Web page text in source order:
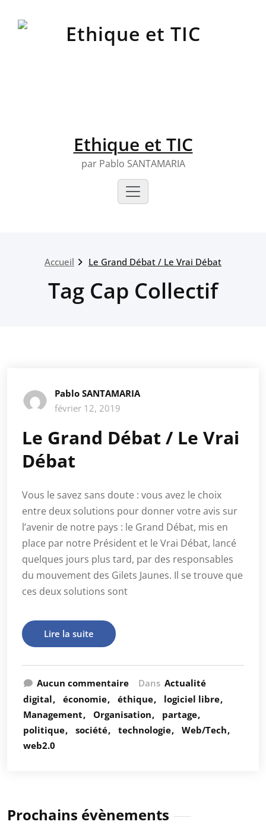
Ethique et TIC
par Pablo SANTAMARIA
Accueil Le Grand Débat / Le Vrai Débat
Tag Cap Collectif
Pablo SANTAMARIA
février 12, 2019
Le Grand Débat / Le Vrai
Débat
Vous le savez sans doute : vous avez le choix
entre deux solutions pour donner votre avis sur
l’avenir de notre pays : le Grand Débat, mis en
place par notre Président et le Vrai Débat, lancé
quelques jours plus tard, par des responsables
du mouvement des Gilets Jaunes. Il se trouve que
ces deux solutions sont
Lire la suite
Aucun commentaire Dans Actualité
digital
économie éthique
logiciel libre
Management
Organisation
partage
politique
société technologie
Web/Tech
web2.0
Prochains évènements